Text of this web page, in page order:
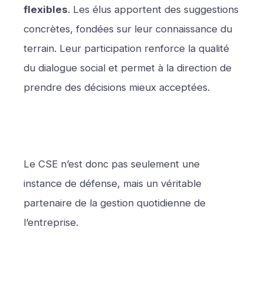
flexibles. Les élus apportent des suggestions
concrètes, fondées sur leur connaissance du
terrain. Leur participation renforce la qualité
du dialogue social et permet à la direction de
prendre des décisions mieux acceptées.
Le CSE n’est donc pas seulement une
instance de défense, mais un véritable
partenaire de la gestion quotidienne de
l’entreprise.